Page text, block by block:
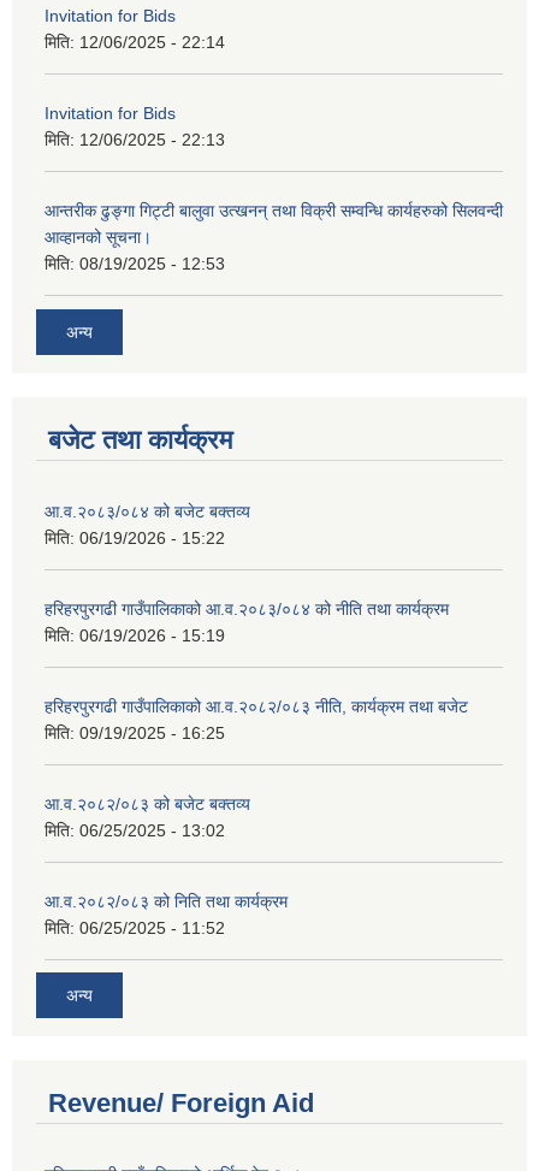
Invitation for Bids
मिति: 12/06/2025 - 22:14
Invitation for Bids
मिति: 12/06/2025 - 22:13
आन्तरीक ढुङ्गा गिट्टी बालुवा उत्खनन् तथा विक्री सम्वन्धि कार्यहरुको सिलवन्दी
आव्हानको सूचना।
मिति: 08/19/2025 - 12:53
अन्य
बजेट तथा कार्यक्रम
आ.व.२०८३/०८४ को बजेट बक्तव्य
मिति: 06/19/2026 - 15:22
हरिहरपुरगढी गाउँपालिकाको आ.व.२०८३/०८४ को नीति तथा कार्यक्रम
मिति: 06/19/2026 - 15:19
हरिहरपुरगढी गाउँपालिकाको आ.व.२०८२/०८३ नीति, कार्यक्रम तथा बजेट
मिति: 09/19/2025 - 16:25
आ.व.२०८२/०८३ को बजेट बक्तव्य
मिति: 06/25/2025 - 13:02
आ.व.२०८२/०८३ को निति तथा कार्यक्रम
मिति: 06/25/2025 - 11:52
अन्य
Revenue/ Foreign Aid